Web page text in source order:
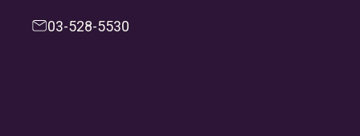
03-528-5530